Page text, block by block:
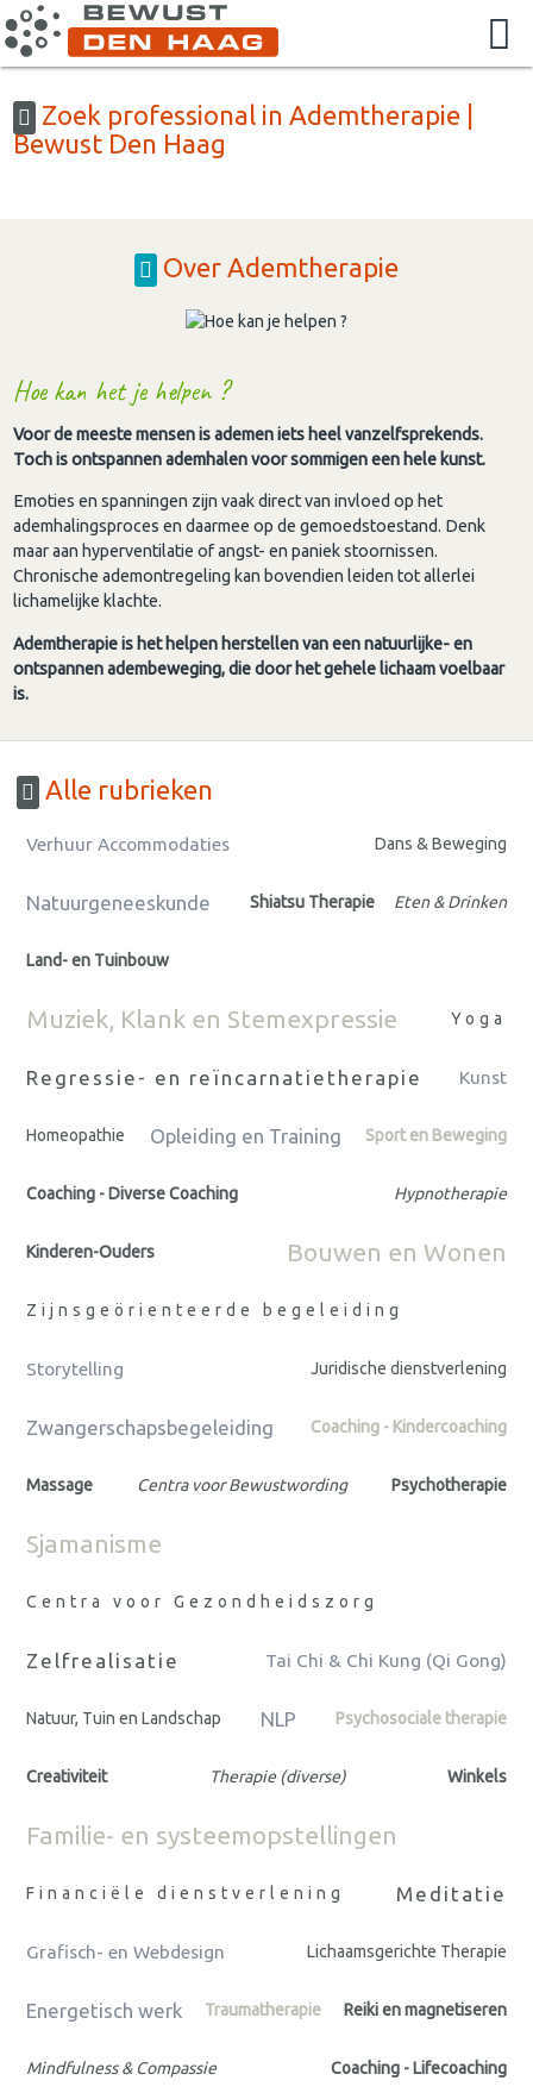
Zoek professional in Ademtherapie |
Bewust Den Haag
Over Ademtherapie
Hoe kan het je helpen ?
Voor de meeste mensen is ademen iets heel vanzelfsprekends.
Toch is ontspannen ademhalen voor sommigen een hele kunst.
Emoties en spanningen zijn vaak direct van invloed op het
ademhalingsproces en daarmee op de gemoedstoestand. Denk
maar aan hyperventilatie of angst- en paniek stoornissen.
Chronische ademontregeling kan bovendien leiden tot allerlei
lichamelijke klachte.
Ademtherapie is het helpen herstellen van een natuurlijke- en
ontspannen adembeweging, die door het gehele lichaam voelbaar
is.
Alle rubrieken
Verhuur Accommodaties Dans & Beweging
Natuurgeneeskunde Shiatsu Therapie Eten & Drinken
Land- en Tuinbouw
Muziek, Klank en Stemexpressie Yoga
Regressie- en reïncarnatietherapie Kunst
Homeopathie Opleiding en Training Sport en Beweging
Coaching - Diverse Coaching Hypnotherapie
Kinderen-Ouders Bouwen en Wonen
Zijnsgeörienteerde begeleiding
Storytelling Juridische dienstverlening
Zwangerschapsbegeleiding Coaching - Kindercoaching
Massage Centra voor Bewustwording Psychotherapie
Sjamanisme
Centra voor Gezondheidszorg
Zelfrealisatie Tai Chi & Chi Kung (Qi Gong)
Natuur, Tuin en Landschap NLP Psychosociale therapie
Creativiteit Therapie (diverse) Winkels
Familie- en systeemopstellingen
Financiële dienstverlening Meditatie
Grafisch- en Webdesign Lichaamsgerichte Therapie
Energetisch werk Traumatherapie Reiki en magnetiseren
Mindfulness & Compassie Coaching - Lifecoaching